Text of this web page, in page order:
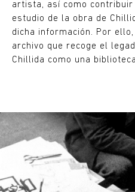
artista, así como
estudio de la obra de
dicha información. Por
archivo que recoge el
Chillida como una